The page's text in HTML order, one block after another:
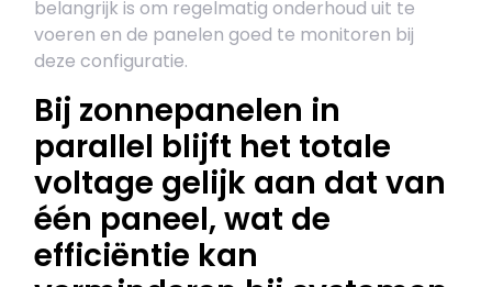
belangrijk is om regelmatig onderhoud uit te
voeren en de panelen goed te monitoren bij
deze configuratie.
Bij zonnepanelen in
parallel blijft het totale
voltage gelijk aan dat van
één paneel, wat de
efficiëntie kan